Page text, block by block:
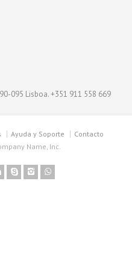
095 Lisboa. +351 911 558 669
Ayuda y Soporte
Contacto
Name, Inc.